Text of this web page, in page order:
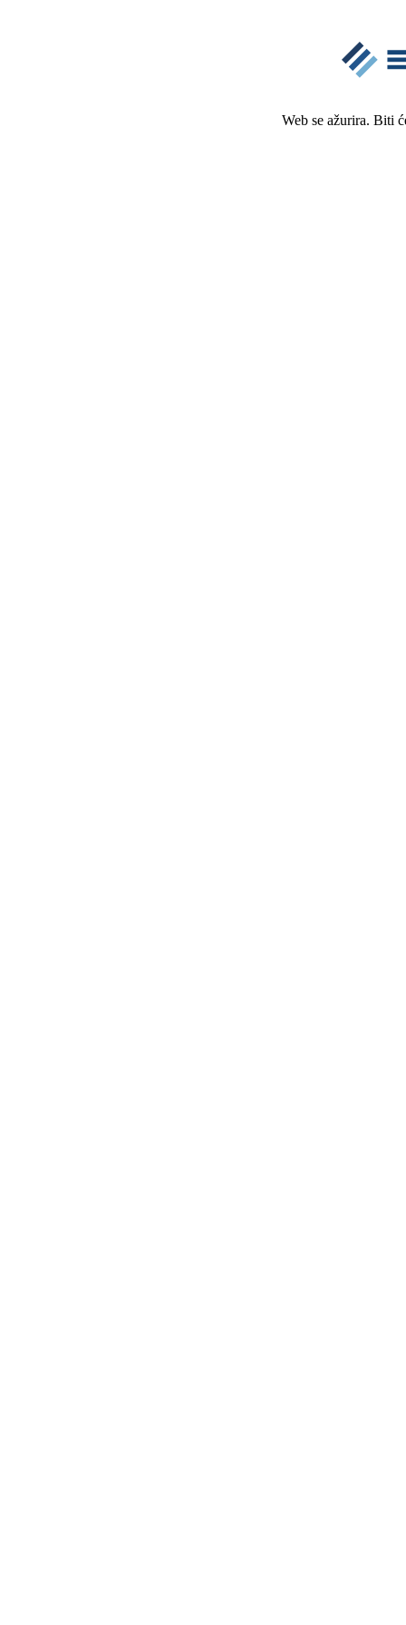
Web se ažurira. Biti